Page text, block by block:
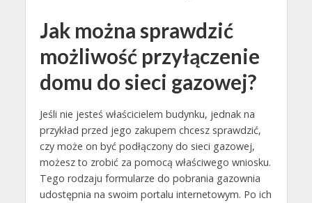
Jak można sprawdzić
możliwość przyłączenie
domu do sieci gazowej?
Jeśli nie jesteś właścicielem budynku, jednak na
przykład przed jego zakupem chcesz sprawdzić,
czy może on być podłączony do sieci gazowej,
możesz to zrobić za pomocą właściwego wniosku.
Tego rodzaju formularze do pobrania gazownia
udostępnia na swoim portalu internetowym. Po ich